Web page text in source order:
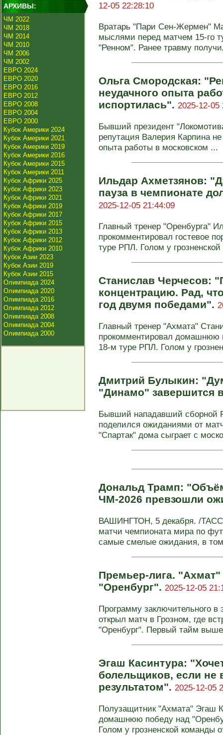
АРХИВЫ:
ЧМ 2022
ЧМ 2018
ЧМ 2014
ЧМ 2010
ЧМ 2006
ЧМ 2002
ЕВРО 2024
ЕВРО 2020
ЕВРО 2016
ЕВРО 2012
ЕВРО 2008
ЕВРО 2004
ЕВРО 2000
Кубок Америки 2024
Кубок Америки 2021
Кубок Америки 2019
Кубок Америки 2016
Кубок Америки 2015
Кубок Америки 2011
Кубок Африки 2025
Кубок Африки 2023
Кубок Африки 2021
Кубок Африки 2019
Кубок Африки 2017
Кубок Африки 2015
Кубок Африки 2013
Кубок Африки 2012
Кубок Африки 2010
Кубок Азии 2023
Кубок Азии 2019
Кубок Азии 2015
Олимпиада 2024
Олимпиада 2020
Олимпиада 2016
Олимпиада 2012
Олимпиада 2008
Олимпиада 2004
Олимпиада 2000
12-05 22:28:10
Вратарь "Пари Сен-Жермен"
мыслями перед матчем 15-го
"Ренном". Ранее травму
Ольга Смородская:
неудачного опыта
испортилась". 2025-12-05
Бывший президент
репутация Валерия Карпина
опыта работы в московском ...
Ильдар Ахметзянов:
пауза в чемпионате
2025-12-05 21:44:09
Главный тренер "Оренбурга"
прокомментировал гостевое
туре РПЛ. Голом у
Станислав Черчесов:
концентрацию. Рад,
год двумя победами".
Главный тренер "Ахмата"
прокомментировал домашнюю
18-м туре РПЛ. Голом у
Дмитрий Булыкин:
"Динамо" завершится
Бывший нападавший сборной
поделился ожиданиями от
"Спартак" дома сыграет с
Дональд Трамп:
ЧМ-2026 превзошли
ВАШИНГТОН, 5 декабря. /
матчи чемпионата мира по
самые смелые ожидания, в
Премьер-лига.
"Оренбург". 2025-12-05
Программу заключительного в
открыл матч в Грозном, где
"Оренбург". Первый тайм
Эгаш Касинтура:
болельщиков, если не
результатом". 2025-12-05
Полузащитник "Ахмата" Эгаш
домашнюю победу над
Голом у грозненской команды